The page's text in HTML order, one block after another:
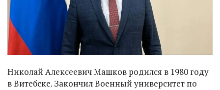
Николай Алексеевич Машков родился в 1980 году
в Витебске. Закончил Военный университет по